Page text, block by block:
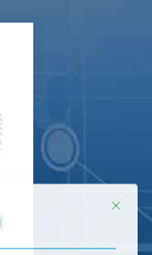
während andere uns
geben möchten,
von ihnen sind
B. für
.